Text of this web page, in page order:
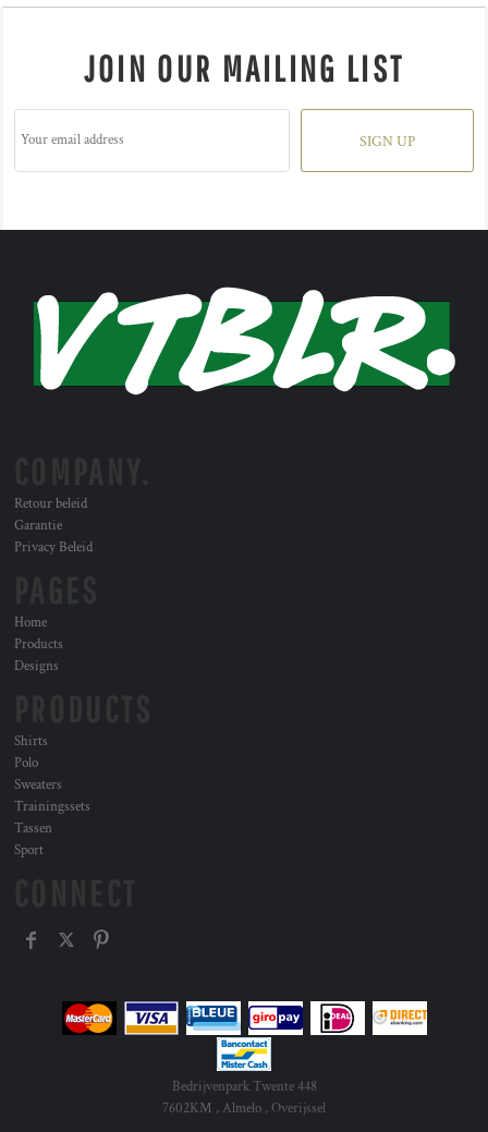
JOIN OUR MAILING LIST
SIGN UP
Retour beleid
Garantie
Privacy Beleid
Home
Products
Designs
Shirts
Polo
Sweaters
Trainingssets
Tassen
Sport
Bedrijvenpark Twente 448
7602KM , Almelo , Overijssel